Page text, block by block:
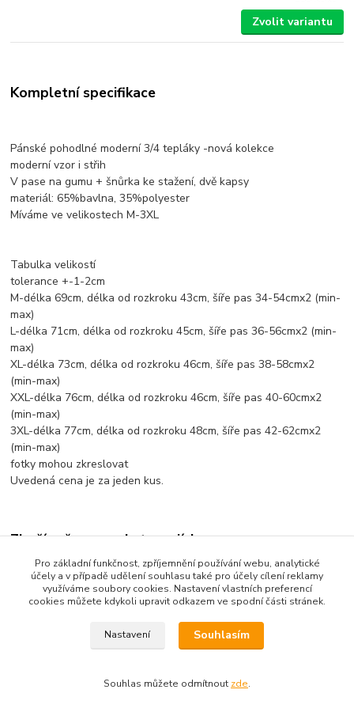
Zvolit variantu
Kompletní specifikace
Pánské pohodlné moderní 3/4 tepláky -nová kolekce
moderní vzor i střih
V pase na gumu + šnůrka ke stažení, dvě kapsy
materiál: 65%bavlna, 35%polyester
Míváme ve velikostech M-3XL
Tabulka velikostí
tolerance +-1-2cm
M-délka 69cm, délka od rozkroku 43cm, šíře pas 34-54cmx2 (min-
max)
L-délka 71cm, délka od rozkroku 45cm, šíře pas 36-56cmx2 (min-
max)
XL-délka 73cm, délka od rozkroku 46cm, šíře pas 38-58cmx2
(min-max)
XXL-délka 76cm, délka od rozkroku 46cm, šíře pas 40-60cmx2
(min-max)
3XL-délka 77cm, délka od rozkroku 48cm, šíře pas 42-62cmx2
(min-max)
fotky mohou zkreslovat
Uvedená cena je za jeden kus.
Zboží zařazeno v kategoriích
Pánské oblečení
Tepláky, kalhoty, 3/4kalhoty
Pro základní funkčnost, zpříjemnění používání webu, analytické
účely a v případě udělení souhlasu také pro účely cílení reklamy
využíváme soubory cookies. Nastavení vlastních preferencí
cookies můžete kdykoli upravit odkazem ve spodní části stránek.
Nastavení Souhlasím
Souhlas můžete odmítnout zde.